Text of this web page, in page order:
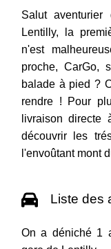
Salut
Lentilly, la
n'est
proche, CarGo,
balade à pied ?
rendre ! Pour
livraison
découvrir les
l'envoûtant mont
Liste des
On a déniché 1